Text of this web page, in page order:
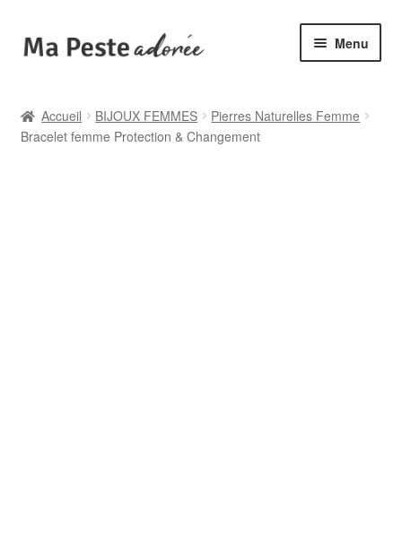
Aller
à
Aller
au
Menu
🆕 Collections
Accueil BIJOUX FEMMES
Pierres Naturelles Femme
Bracelet femme Protection & Changement